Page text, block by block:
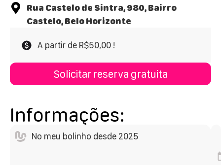
Rua Castelo de Sintra, 980, Bairro
Castelo, Belo Horizonte
A partir de R$50,00 !
Solicitar reserva gratuita
Informações:
No meu bolinho desde 2025